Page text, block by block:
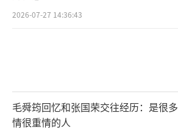
2026-07-27 14:36:43
毛舜筠回忆和张国荣交往经历：是很多
情很重情的人